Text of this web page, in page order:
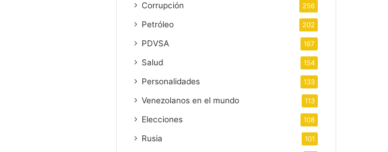
Corrupción 256
Petróleo 202
PDVSA 167
Salud 154
Personalidades 133
Venezolanos en el mundo 113
Elecciones 108
Rusia 101